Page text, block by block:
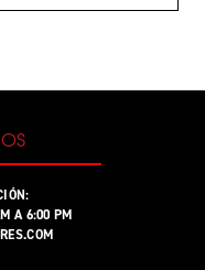
A 6:00 PM